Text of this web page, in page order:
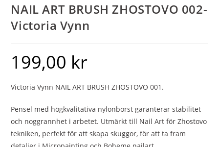
NAIL ART BRUSH ZHOSTOVO 002-
Victoria Vynn
199,00 kr
Victoria Vynn NAIL ART BRUSH ZHOSTOVO 001.
Pensel med högkvalitativa nylonborst garanterar stabilitet
och noggrannhet i arbetet. Utmärkt till Nail Art för Zhostovo
tekniken, perfekt för att skapa skuggor, för att ta fram